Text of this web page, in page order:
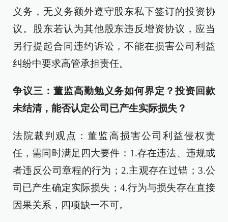
义务，无义务额外遵守股东私下签订的投资协
议。股东若认为其他股东违反增资协议，应当
另行提起合同违约诉讼，不能在损害公司利益
纠纷中要求高管承担责任。
争议三：董监高勤勉义务如何界定？投资回款
未结清，能否认定公司已产生实际损失？
法院裁判观点：董监高损害公司利益侵权责
任，需同时满足四大要件：1.存在违法、违规或
者违反公司章程的行为；2.主观存在过错；3.公
司已产生确定实际损失；4.行为与损失存在直接
因果关系，四项缺一不可。